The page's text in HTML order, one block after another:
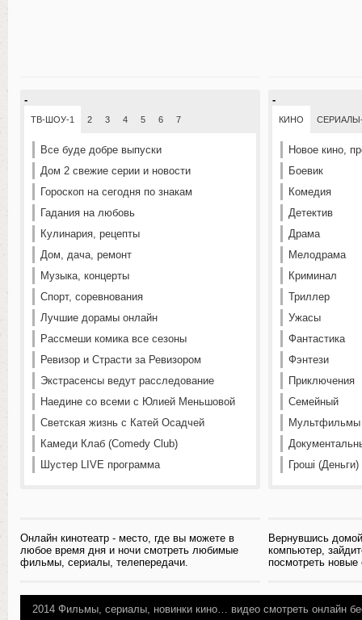
-
ТВ-ШОУ-1 2 3 4 5 6 7
Все буде добре выпуски
Дом 2 свежие серии и новости
Гороскоп на сегодня по знакам
Гадания на любовь
Кулинария, рецепты
Дом, дача, ремонт
Музыка, концерты
Спорт, соревнования
Лучшие дорамы онлайн
Рассмеши комика все сезоны
Ревизор и Страсти за Ревизором
Экстрасенсы ведут расследование
Наедине со всеми с Юлией Меньшовой
Светская жизнь с Катей Осадчей
Камеди Клаб (Comedy Club)
Шустер LIVE программа
Онлайн кинотеатр - место, где вы можете в
любое время дня и ночи смотреть любимые
фильмы, сериалы, телепередачи.
-
КИНО
Новое кино,
Боевик
Комедия
Детектив
Драма
Мелодрама
Криминал
Триллер
Ужасы
Фантастика
Фэнтези
Приключения
Семейный
Мультфильмы
Гроші
Вернувшись
компьютер,
посмотреть
2014 Фильмы, сериалы, новинки кино… видео смотреть онлайн